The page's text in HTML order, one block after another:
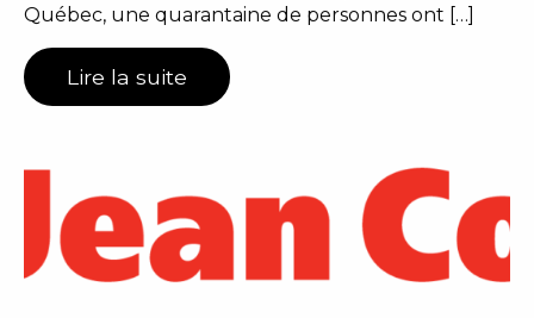
Québec, une quarantaine de personnes ont […]
Lire la suite